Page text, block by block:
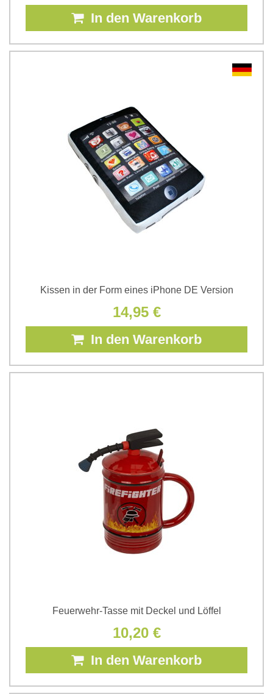
In den Warenkorb
Kissen in der Form eines iPhone DE Version
14,95 €
In den Warenkorb
Feuerwehr-Tasse mit Deckel und Löffel
10,20 €
In den Warenkorb